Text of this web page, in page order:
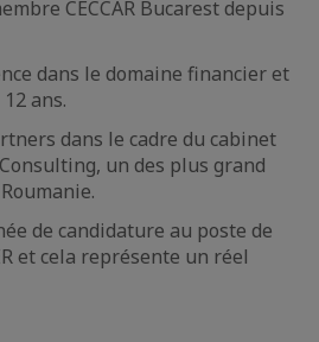
CECCAR Bucarest depuis
dans le domaine financier et
ans.
dans le cadre du cabinet
un des plus grand
de candidature au poste de
et cela représente un réel